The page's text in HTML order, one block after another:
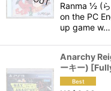
Ranma ½ (
on the PC
up game w…
Anarchy
ーキー)